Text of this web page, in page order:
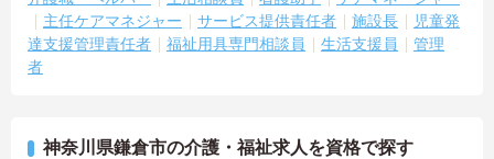
主任ケアマネジャー
サービス提供責任者 施設長
児童発
達支援管理責任者
福祉用具専門相談員 生活支援員
管理
者
神奈川県鎌倉市の介護・福祉求人を資格で探す